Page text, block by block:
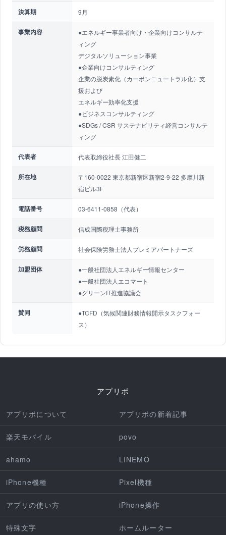
決算期 9月
事業内容
●エネルギー事業者向け・企業向けコンサルテ
ィング
デジタルソリューション事業
●企業向けコンサルティング
企業の脱炭素化（カーボンニュートラル化）支
援および
エネルギー効率化支援
●ビジネスコンサルティング
●SDGs / CSR サステナビリティ経営コンサルテ
ィング
代表者 代表取締役社長 江田健二
所在地
〒160-0022 東京都新宿区新宿2-9-22 多摩川新
宿ビル3F
電話番号 03-6411-0858（代表）
税務顧問 信成国際税理士事務所
労務顧問 社会保険労務士法人プレミアパートナーズ
加盟団体
●一般社団法人エネルギー情報センター
●一般社団法人エコマート
●グリーンIT推進協議会
賛同
●TCFD（気候関連財務情報開示タスクフォー
ス）
アプリポ
アプリポについて アプリポの新着記事
楽天モバイル povo
ahamo LINEMO
iPhone機種 Pixel機種
アプリの使い方 iPhone操作
特殊文字 ホームルーター